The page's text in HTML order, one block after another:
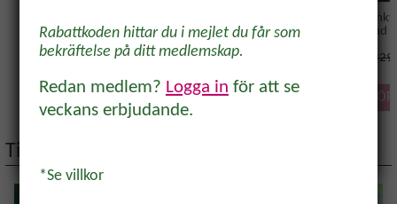
329 kr 595 kr
KÖP
'Crimson and
KÖP
Tips på artiklar
inkorgen.
Rabattkoden hittar du i mejlet du får som
bekräftelse på ditt medlemskap.
Redan medlem? Logga in för att se
veckans erbjudande.
*Se villkor